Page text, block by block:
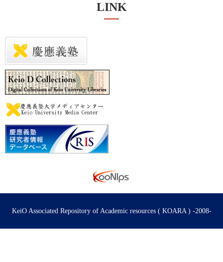
LINK
KeiO Associated Repository of Academic resources ( KOARA ) -2008-